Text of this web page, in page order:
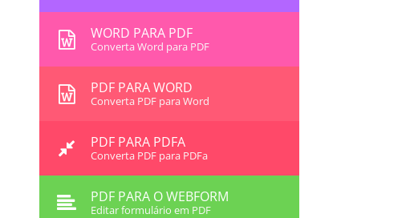
WORD PARA PDF
Converta Word para PDF
PDF PARA WORD
Converta PDF para Word
PDF PARA PDFA
Converta PDF para PDFa
PDF PARA O WEBFORM
Editar formulário em PDF